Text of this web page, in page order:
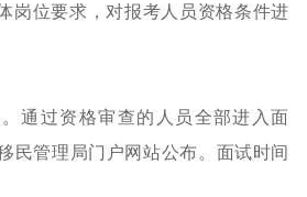
岗位要求，对报考人员资格条件进
通过资格审查的人员全部进入面
民管理局门户网站公布。面试时间